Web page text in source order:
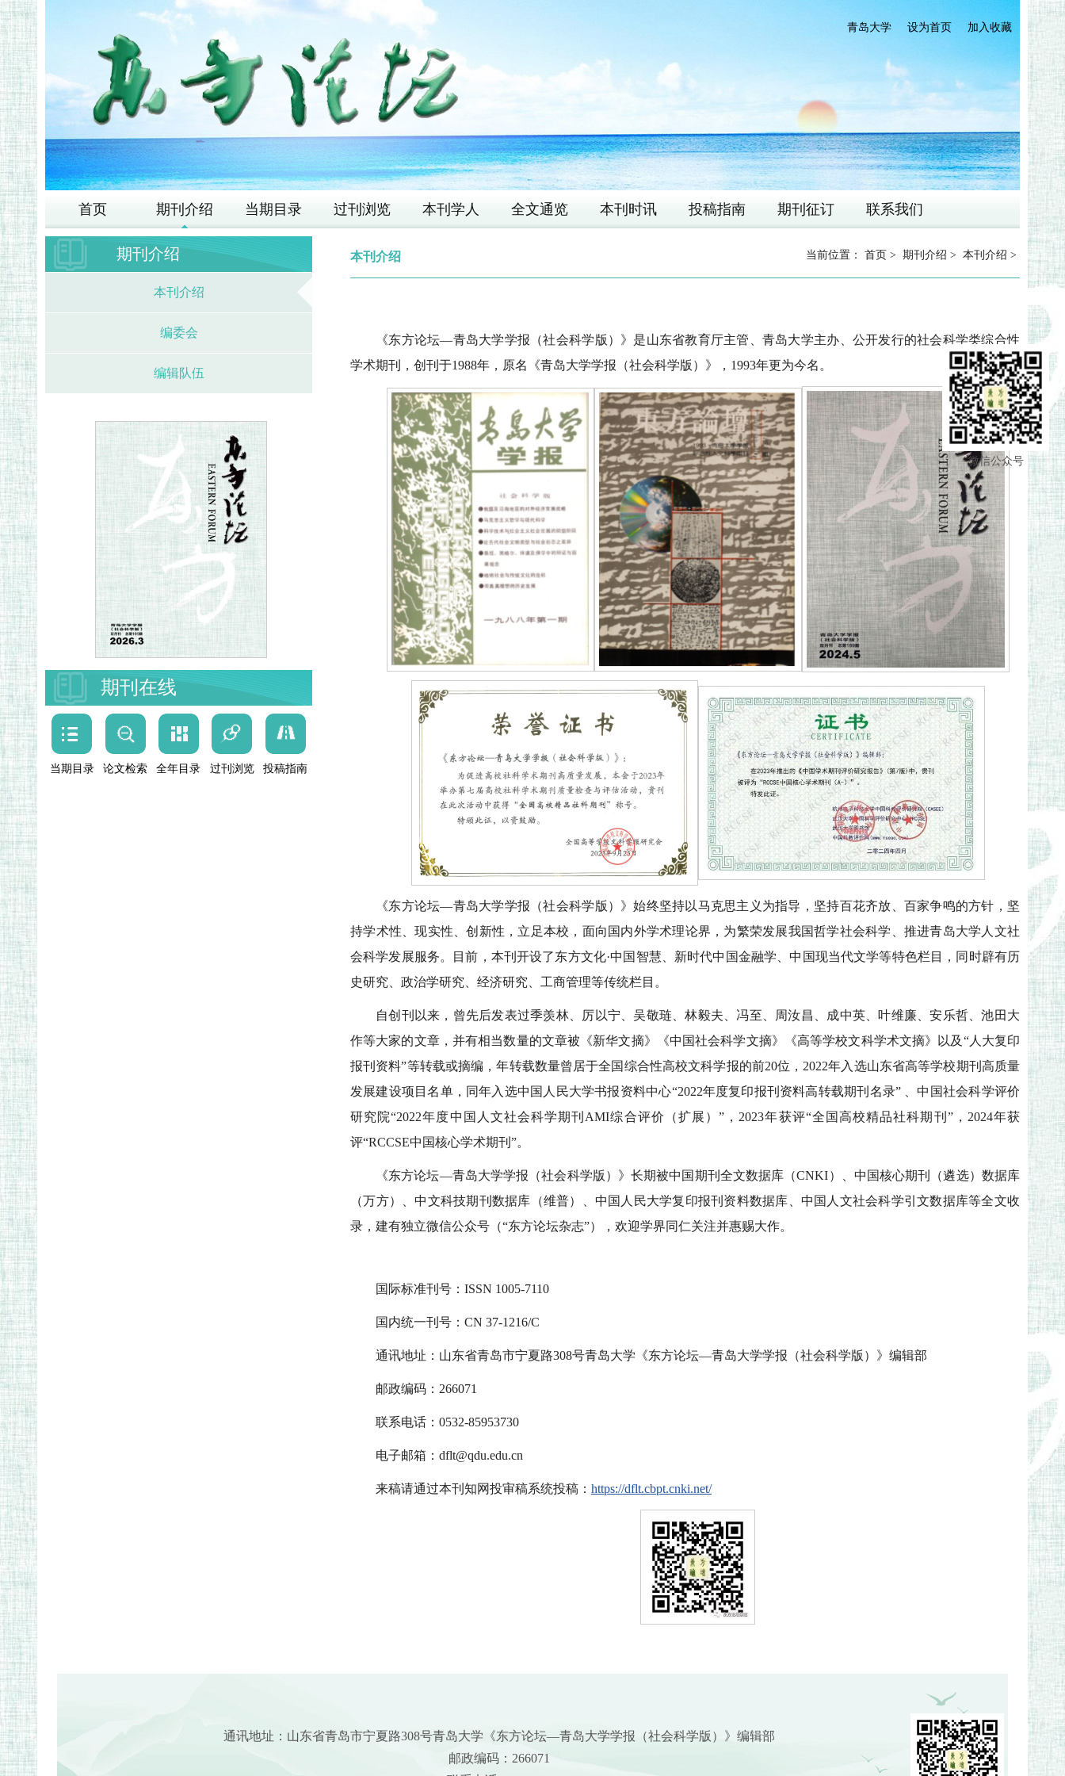
加入收藏
设为首页
青岛大学
首页 期刊介绍 当期目录 过刊浏览 本刊学人 全文通览 本刊时讯 投稿指南 期刊征订 联系我们
微信公众号
期刊介绍
本刊介绍
编委会
编辑队伍
期刊在线
当期目录 论文检索 全年目录 过刊浏览 投稿指南
本刊介绍 当前位置： 首页 > 期刊介绍 > 本刊介绍 >
《东方论坛—青岛大学学报（社会科学版）》是山东省教育厅主管、青岛大学主办、公开发行的社会科学类综合性
学术期刊，创刊于1988年，原名《青岛大学学报（社会科学版）》，1993年更为今名。
《东方论坛—青岛大学学报（社会科学版）》始终坚持以马克思主义为指导，坚持百花齐放、百家争鸣的方针，坚
持学术性、现实性、创新性，立足本校，面向国内外学术理论界，为繁荣发展我国哲学社会科学、推进青岛大学人文社
会科学发展服务。目前，本刊开设了东方文化·中国智慧、新时代中国金融学、中国现当代文学等特色栏目，同时辟有历
史研究、政治学研究、经济研究、工商管理等传统栏目。
自创刊以来，曾先后发表过季羡林、厉以宁、吴敬琏、林毅夫、冯至、周汝昌、成中英、叶维廉、安乐哲、池田大
作等大家的文章，并有相当数量的文章被《新华文摘》《中国社会科学文摘》《高等学校文科学术文摘》以及“人大复印
报刊资料”等转载或摘编，年转载数量曾居于全国综合性高校文科学报的前20位， 2022年入选山东省高等学校期刊高质量
发展建设项目名单，同年入选中国人民大学书报资料中心“2022年度复印报刊资料高转载期刊名录” 、中国社会科学评价
研究院“2022年度中国人文社会科学期刊AMI综合评价（扩展）”，2023年获评“全国高校精品社科期刊”，2024年获
评“RCCSE中国核心学术期刊”。
《东方论坛—青岛大学学报（社会科学版）》长期被中国期刊全文数据库（CNKI）、中国核心期刊（遴选）数据库
（万方）、中文科技期刊数据库（维普）、中国人民大学复印报刊资料数据库、中国人文社会科学引文数据库等全文收
录，建有独立微信公众号（“东方论坛杂志”），欢迎学界同仁关注并惠赐大作。
国际标准刊号：ISSN 1005-7110
国内统一刊号：CN 37-1216/C
通讯地址：山东省青岛市宁夏路308号青岛大学《东方论坛—青岛大学学报（社会科学版）》编辑部
邮政编码：266071
联系电话：0532-85953730
电子邮箱：dflt@qdu.edu.cn
来稿请通过本刊知网投审稿系统投稿： https://dflt.cbpt.cnki.net/
通讯地址：山东省青岛市宁夏路308号青岛大学《东方论坛—青岛大学学报（社会科学版）》编辑部
邮政编码：266071